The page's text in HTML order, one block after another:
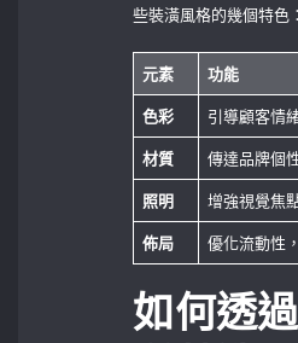
些裝潢風格的幾個特色：
元素
功能
色彩
引導顧客情
材質
傳達品牌個
照明
增強視覺焦
佈局
優化流動性
如何透